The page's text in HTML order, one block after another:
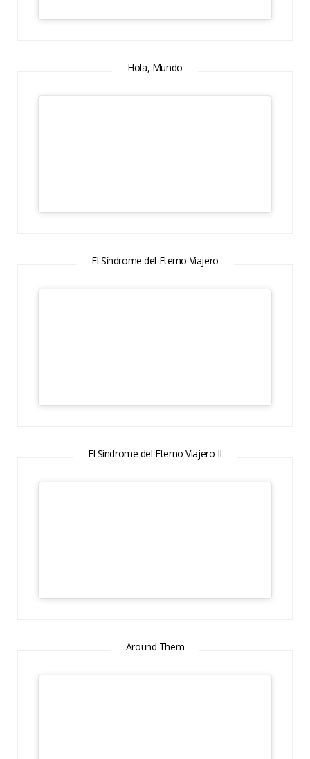
Hola, Mundo
El Síndrome del Eterno Viajero
El Síndrome del Eterno Viajero II
Around Them